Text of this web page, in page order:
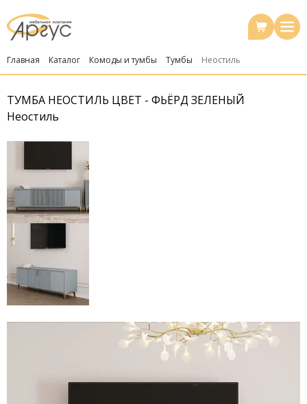
Главная Каталог Комоды и тумбы Тумбы Неостиль
ТУМБА НЕОСТИЛЬ ЦВЕТ - ФЬЁРД ЗЕЛЕНЫЙ
Неостиль